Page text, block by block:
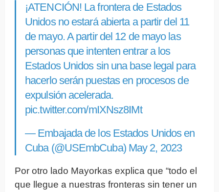
¡ATENCIÓN! La frontera de Estados
Unidos no estará abierta a partir del 11
de mayo. A partir del 12 de mayo las
personas que intenten entrar a los
Estados Unidos sin una base legal para
hacerlo serán puestas en procesos de
expulsión acelerada.
pic.twitter.com/mIXNsz8IMt
— Embajada de los Estados Unidos en
Cuba (@USEmbCuba) May 2, 2023
Por otro lado Mayorkas explica que “todo el
que llegue a nuestras fronteras sin tener un